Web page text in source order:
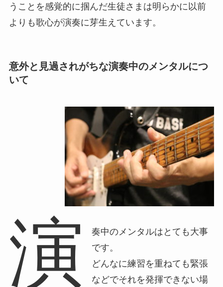
うことを感覚的に掴んだ生徒さまは明らかに以前
よりも歌心が演奏に芽生えています。
意外と見過されがちな演奏中のメンタルにつ
いて
演
奏中のメンタルはとても大事
です。
どんなに練習を重ねても緊張
などでそれを発揮できない場